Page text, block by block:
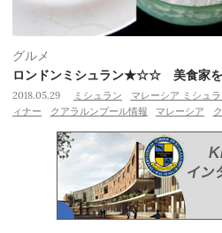
グルメ
ロンドンミシュラン★☆☆ 美食家を
2018.05.29 ミシュラン マレーシア ミシュラ
ィナー
クアラルンプール情報 マレーシア